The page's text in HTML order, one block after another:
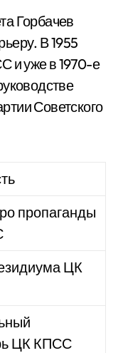
Горбачев
В 1955
и уже в 1970-е
Советского
пропаганды
ЦК
ЦК КПСС